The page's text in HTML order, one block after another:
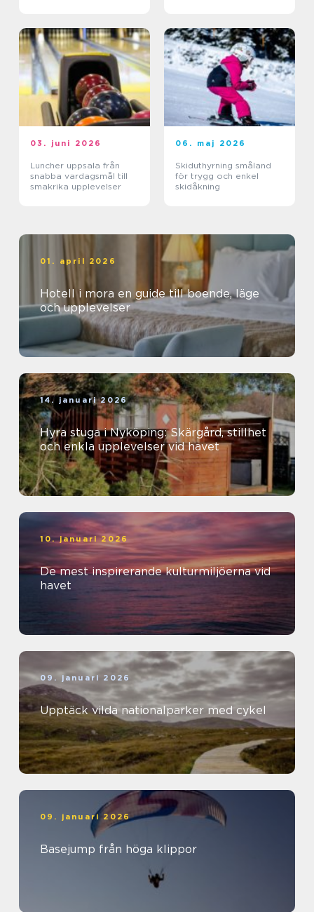
03. juni 2026
Luncher uppsala från
snabba vardagsmål till
smakrika upplevelser
06. maj 2026
Skiduthyrning småland
för trygg och enkel
skidåkning
01. april 2026
Hotell i mora en guide till boende, läge
och upplevelser
14. januari 2026
Hyra stuga i Nyköping: Skärgård, stillhet
och enkla upplevelser vid havet
10. januari 2026
De mest inspirerande kulturmiljöerna vid
havet
09. januari 2026
Upptäck vilda nationalparker med cykel
09. januari 2026
Basejump från höga klippor